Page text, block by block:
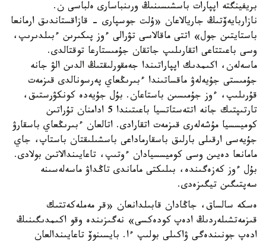
بريفينگتە اپپارات باسشىسىنىڭ ورىنباسارى ەلباسى ن.
نازاربايەۆتىڭ جاريالاعان «ۇلت جوسپارى - قازاقستاندىق ارمانعا
باستايتىن جول» اتتى ماقالاسى تۋرالى ءوز پىكىرىن ءبىلدىرىپ،
وسى باعىتتاعى اتقارىلىپ جاتقان جۇمىستارعا توقتالدى.
ماسەلەن، اكىمدىك اپپاراتىندا جەمقورلىقتىڭ الدىن الۋ جانە
جۇمىستى جۇيەلەۋ ماقساتىندا ءبىرىڭعاي پەرسونالدى قىزمەت
قۇرىلىپ، ءوز جۇمىسىن باستاعان. بۇل جۇيەدە كونكۋرستىق،
تارتىپتىك جانە اتتەستاتسيا باعىتىندا 5 ادامنان تۇراتىن
كوميسسيا مۇشەلەرى قىزمەت اتقارادى. اتالعان ءبىرىڭعاي باسقارۋ
جۇيەسى ارقىلى بارلىق باسقارماداعى باسشىلىقتان باستاپ، جاي
مامانعا دەيىن وسى كوميسسيادان ءوتىپ، تاعايىندالاتىن بولادى.
بۇل ءوز كەزەگىندە، بىلىكتى ماماندى تاڭداۋ ماسەلەسىنە
سەپتىگىن تيگىزەدى.
ەسكە سالساق، جاڭادان قابىلدانعان «قر مەملەكەتتىك
قىزمەتشىلەردىڭ ادەپ كودەكسى» نەگىزىندە وقو اكىمدىگىنىڭ
ادەپ جونىندەگى ۋاكىلى بولىپ ءا. بايسىنوۆ تاعايىندالعان